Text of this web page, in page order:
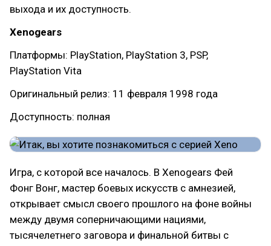
выхода и их доступность.
Xenogears
Платформы: PlayStation, PlayStation 3, PSP,
PlayStation Vita
Оригинальный релиз: 11 февраля 1998 года
Доступность: полная
Игра, с которой все началось. В Xenogears Фей
Фонг Вонг, мастер боевых искусств с амнезией,
открывает смысл своего прошлого на фоне войны
между двумя соперничающими нациями,
тысячелетнего заговора и финальной битвы с